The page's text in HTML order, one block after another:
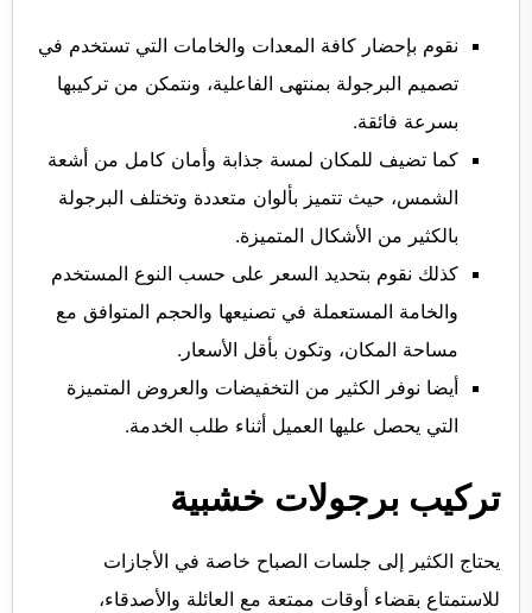
نقوم بإحضار كافة المعدات والخامات التي تستخدم في
تصميم البرجولة بمنتهى الفاعلية، ونتمكن من تركيبها
بسرعة فائقة.
كما تضيف للمكان لمسة جذابة وأمان كامل من أشعة
الشمس، حيث تتميز بألوان متعددة وتختلف البرجولة
بالكثير من الأشكال المتميزة.
كذلك نقوم بتحديد السعر على حسب النوع المستخدم
والخامة المستعملة في تصنيعها والحجم المتوافق مع
مساحة المكان، وتكون بأقل الأسعار.
أيضا نوفر الكثير من التخفيضات والعروض المتميزة
التي يحصل عليها العميل أثناء طلب الخدمة.
تركيب برجولات خشبية
يحتاج الكثير إلى جلسات الصباح خاصة في الأجازات
للاستمتاع بقضاء أوقات ممتعة مع العائلة والأصدقاء،